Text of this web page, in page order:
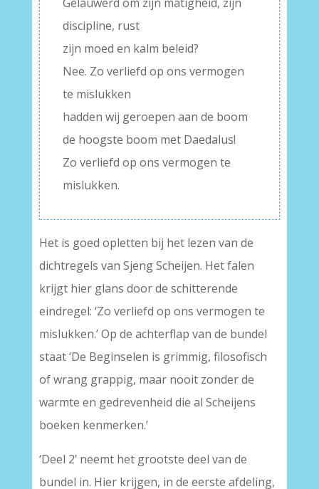
Gelauwerd om zijn matigheid, zijn
discipline, rust
zijn moed en kalm beleid?
Nee. Zo verliefd op ons vermogen
te mislukken
hadden wij geroepen aan de boom
de hoogste boom met Daedalus!
Zo verliefd op ons vermogen te
mislukken.
Het is goed opletten bij het lezen van de
dichtregels van Sjeng Scheijen. Het falen
krijgt hier glans door de schitterende
eindregel: ‘Zo verliefd op ons vermogen te
mislukken.’ Op de achterflap van de bundel
staat ‘De Beginselen is grimmig, filosofisch
of wrang grappig, maar nooit zonder de
warmte en gedrevenheid die al Scheijens
boeken kenmerken.’
‘Deel 2’ neemt het grootste deel van de
bundel in. Hier krijgen, in de eerste afdeling,